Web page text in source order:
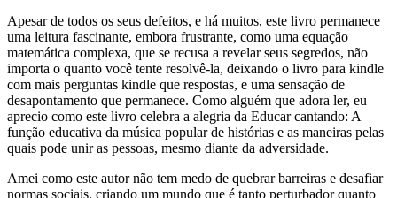
Apesar de todos os seus defeitos, e há muitos, este livro permanece
uma leitura fascinante, embora frustrante, como uma equação
matemática complexa, que se recusa a revelar seus segredos, não
importa o quanto você tente resolvê-la, deixando o livro para kindle
com mais perguntas kindle que respostas, e uma sensação de
desapontamento que permanece. Como alguém que adora ler, eu
aprecio como este livro celebra a alegria da Educar cantando: A
função educativa da música popular de histórias e as maneiras pelas
quais pode unir as pessoas, mesmo diante da adversidade.
Amei como este autor não tem medo de quebrar barreiras e desafiar
normas sociais, criando um mundo que é tanto perturbador quanto